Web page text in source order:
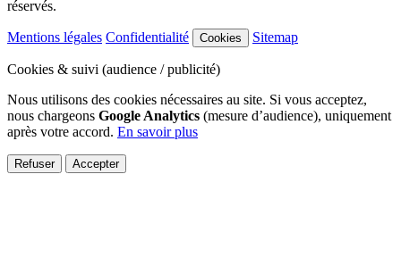
réservés.
Mentions légales Confidentialité Cookies Sitemap
Cookies & suivi (audience / publicité)
Nous utilisons des cookies nécessaires au site. Si vous acceptez,
nous chargeons Google Analytics (mesure d’audience), uniquement
après votre accord. En savoir plus
Refuser Accepter